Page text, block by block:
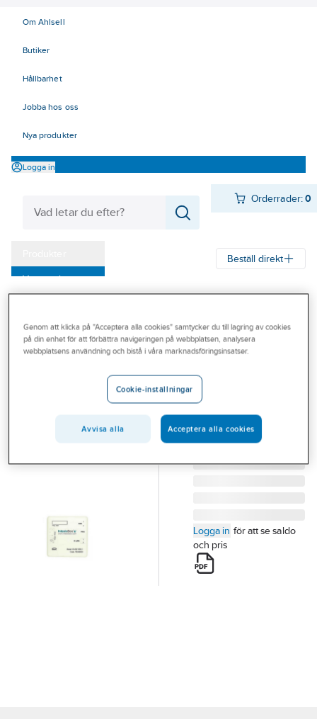
Om Ahlsell
Butiker
Hållbarhet
Jobba hos oss
Nya produkter
Logga in
Orderrader:0
Varumärken
Outlet
Branscher
Beställ direkt
HITACHI
Yutaki serien
Artikelnummer:
Lev. artikelnr: 7E549925
Logga in för att se saldo
och pris
Genom att klicka på "Acceptera alla cookies" samtycker du till lagring av cookies
på din enhet för att förbättra navigeringen på webbplatsen, analysera
webbplatsens användning och bistå i våra marknadsföringsinsatser.
Cookie-inställningar
Avvisa alla Acceptera alla cookies